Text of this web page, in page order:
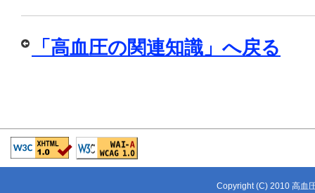
「高血圧の関連知識」へ戻る
Copyright (C) 2010 高血